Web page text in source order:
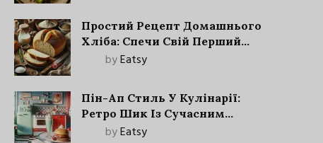
Простий Рецепт Домашнього
Хліба: Спечи Свій Перший
Запашний Хліб!
byEatsy
Пін-Ап Стиль У Кулінарії:
Ретро Шик Із Сучасним
Акцентом
byEatsy